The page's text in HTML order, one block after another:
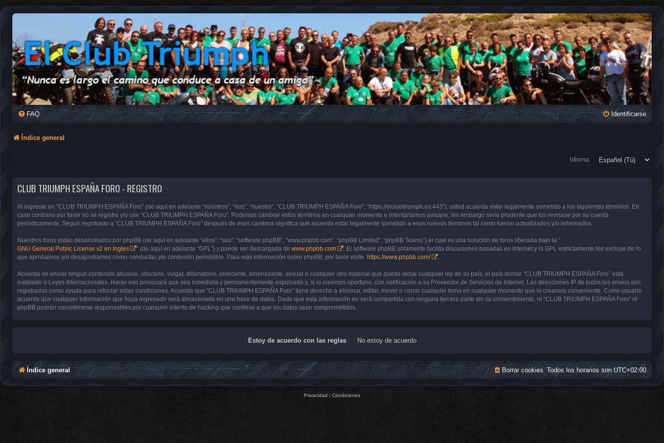
FAQ Identificarse
Índice general
Idioma:
CLUB TRIUMPH ESPAÑA FORO - REGISTRO
Al ingresar en “CLUB TRIUMPH ESPAÑA Foro” (de aquí en adelante “nosotros”, “nos”, “nuestro”, “CLUB TRIUMPH ESPAÑA Foro”, “https://elclubtriumph.es:443”), usted acuerda estar legalmente sometido a los siguientes términos. En
caso contrario por favor no se registre y/o use “CLUB TRIUMPH ESPAÑA Foro”. Podemos cambiar estos términos en cualquier momento e intentaríamos avisarle, sin embargo sería prudente que los revisase por su cuenta
periódicamente. Seguir registrado a “CLUB TRIUMPH ESPAÑA Foro” después de esos cambios significa que acuerda estar legalmente sometido a esos nuevos términos tal como fueron actualizados y/o reformados.
Nuestros foros están desarrollados por phpBB (de aquí en adelante “ellos”, “sus”, “software phpBB”, “www.phpbb.com”, “phpBB Limited”, “phpBB Teams”) el cual es una solución de foros liberada bajo la “
GNU General Public License v2 en Ingles
” (de aquí en adelante “GPL”) y puede ser descargada de www.phpbb.com
. El software phpBB solamente facilita discusiones basadas en Internet y la GPL estrictamente los excluye de lo
que aprobamos y/o desaprobamos como conductas y/o contenido permisible. Para más información sobre phpBB, por favor visite: https://www.phpbb.com/ .
Acuerda no enviar ningun contenido abusivo, obsceno, vulgar, difamatorio, indecente, amenazante, sexual o cualquier otro material que pueda violar cualquier ley de su país, el país donde “CLUB TRIUMPH ESPAÑA Foro” está
instalado o Leyes Internacionales. Hacer eso provocará que sea inmediata y permanentemente expulsado y, si lo creemos oportuno, con notificación a su Proveedor de Servicios de Internet. Las direcciones IP de todos los envíos son
registradas como ayuda para reforzar estas condiciones. Acuerda que “CLUB TRIUMPH ESPAÑA Foro” tiene derecho a eliminar, editar, mover o cerrar cualquier tema en cualquier momento que lo creamos conveniente. Como usuario
acuerda que cualquier información que haya ingresado será almacenada en una base de datos. Dado que esta información no será compartida con ninguna tercera parte sin su consentimiento, ni “CLUB TRIUMPH ESPAÑA Foro” ni
phpBB podrán considerarse responsables por cualquier intento de hacking que conlleve a que los datos sean comprometidos.
Índice general Todos los horarios sonUTC+02:00
Borrar cookies
Privacidad | Condiciones